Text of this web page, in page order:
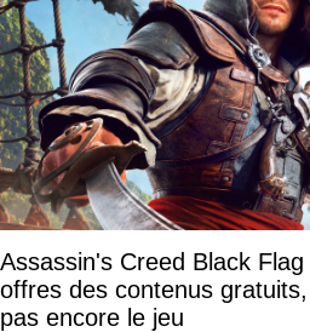
Assassin's Creed Black
offres des contenus
pas encore le jeu